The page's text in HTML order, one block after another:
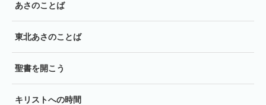
あさのことば
東北あさのことば
聖書を開こう
キリストへの時間